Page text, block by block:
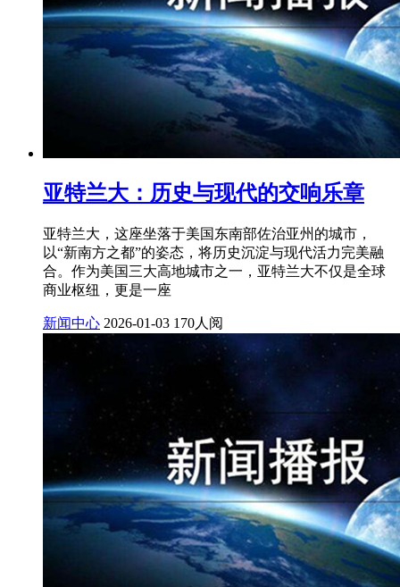
亚特兰大：历史与现代的交响乐章
亚特兰大，这座坐落于美国东南部佐治亚州的城市，
以“新南方之都”的姿态，将历史沉淀与现代活力完美融
合。作为美国三大高地城市之一，亚特兰大不仅是全球
商业枢纽，更是一座
新闻中心 2026-01-03 170人阅